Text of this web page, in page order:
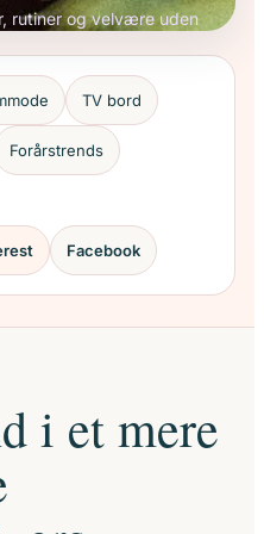
rutiner og velvære uden
TV bord
Forårstrends
Facebook
i et mere